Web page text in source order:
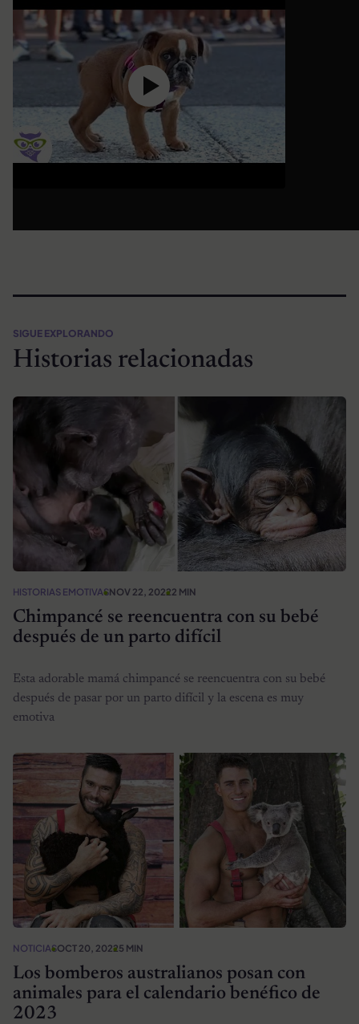
SIGUE EXPLORANDO
Historias relacionadas
HISTORIAS EMOTIVASNOV 22, 20222 MIN
Chimpancé se reencuentra con su bebé
después de un parto difícil
Esta adorable mamá chimpancé se reencuentra con su bebé
después de pasar por un parto difícil y la escena es muy
emotiva
NOTICIASOCT 20, 20225 MIN
Los bomberos australianos posan con
animales para el calendario benéfico de
2023